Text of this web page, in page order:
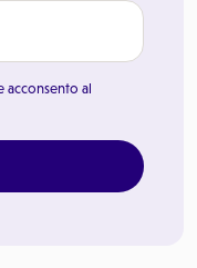
acconsento al